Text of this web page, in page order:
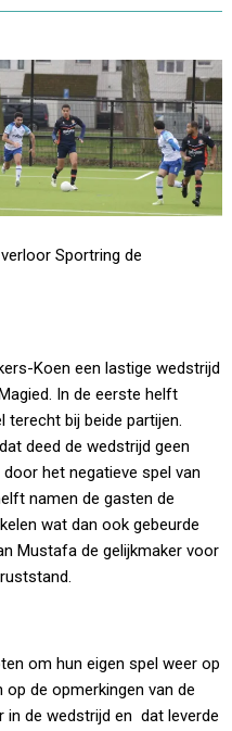
Sportring de
Koen een lastige wedstrijd
In de eerste helft
terecht bij beide partijen.
deed de wedstrijd geen
het negatieve spel van
namen de gasten de
wat dan ook gebeurde
Mustafa de gelijkmaker voor
om hun eigen spel weer op
de opmerkingen van de
in de wedstrijd en dat leverde